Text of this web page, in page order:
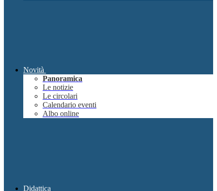
Novità
Panoramica
Le notizie
Le circolari
Calendario eventi
Albo online
Didattica